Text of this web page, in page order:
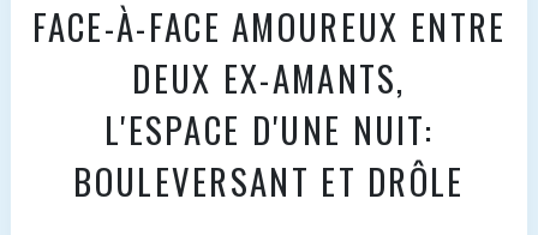
FACE-À-FACE AMOUREUX ENTRE
DEUX EX-AMANTS,
L'ESPACE D'UNE NUIT:
BOULEVERSANT ET DRÔLE